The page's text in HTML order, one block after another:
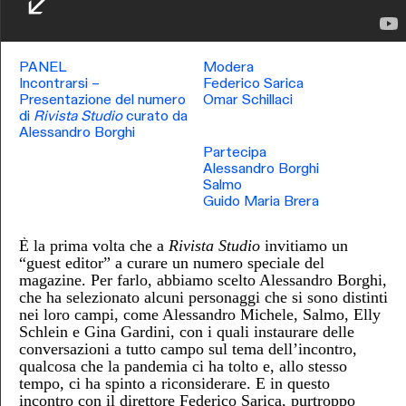
PANEL
Incontrarsi –
Presentazione del numero
di Rivista Studiocurato da
Alessandro Borghi
Modera
Federico Sarica
Omar Schillaci
Partecipa
Alessandro Borghi
Salmo
Guido Maria Brera
È la prima volta che a Rivista Studioinvitiamo un
“guest editor” a curare un numero speciale del
magazine. Per farlo, abbiamo scelto Alessandro Borghi,
che ha selezionato alcuni personaggi che si sono distinti
nei loro campi, come Alessandro Michele, Salmo, Elly
Schlein e Gina Gardini, con i quali instaurare delle
conversazioni a tutto campo sul tema dell’incontro,
qualcosa che la pandemia ci ha tolto e, allo stesso
tempo, ci ha spinto a riconsiderare. E in questo
incontro con il direttore Federico Sarica, purtroppo